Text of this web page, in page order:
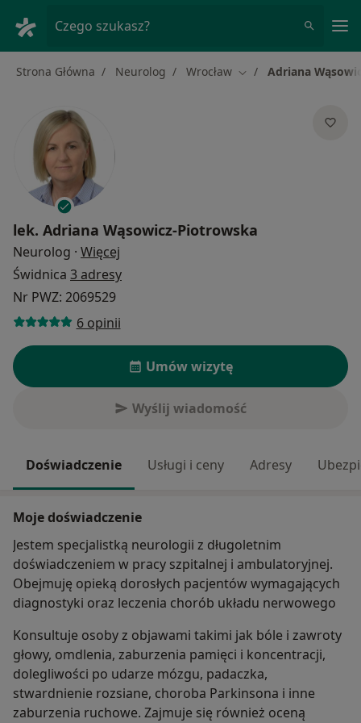
Czego szukasz?
Strona Główna Neurolog Wrocław Zmień miasto
Adriana
lek. Adriana Wąsowicz-Piotrowska
Neurolog · Więcej
Świdnica 3 adresy
Nr PWZ: 2069529
6 opinii
Umów wizytę
Wyślij wiadomość
Doświadczenie Usługi i ceny Adresy
Moje doświadczenie
Jestem specjalistką neurologii z długoletnim
doświadczeniem w pracy szpitalnej i ambulatoryjnej.
Obejmuję opieką dorosłych pacjentów wymagających
diagnostyki oraz leczenia chorób układu nerwowego
Konsultuje osoby z objawami takimi jak bóle i zawroty
głowy, omdlenia, zaburzenia pamięci i koncentracji,
dolegliwości po udarze mózgu, padaczka,
stwardnienie rozsiane, choroba Parkinsona i inne
zaburzenia ruchowe. Zajmuje się również oceną